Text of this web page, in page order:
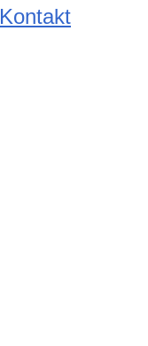
Kontakt